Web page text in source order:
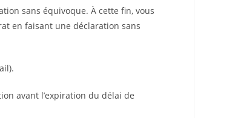
sans équivoque. À cette fin, vous
en faisant une déclaration sans
avant l’expiration du délai de